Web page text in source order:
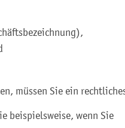
müssen Sie ein
beispielsweise, wenn Sie